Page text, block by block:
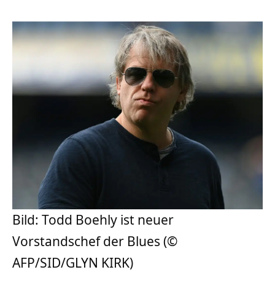
Bild: Todd Boehly ist neuer
Vorstandschef der Blues (©
AFP/SID/GLYN KIRK)